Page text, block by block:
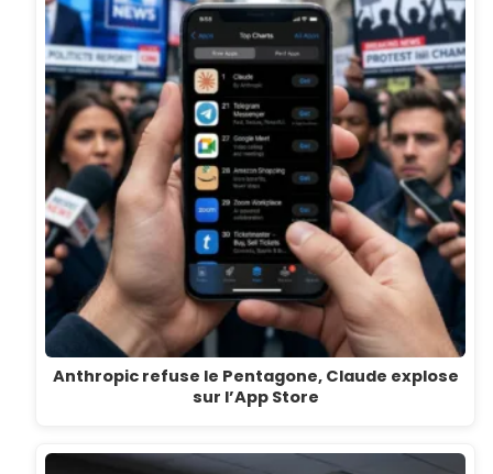
Anthropic refuse le Pentagone, Claude explose
sur l’App Store